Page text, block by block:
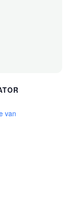
van